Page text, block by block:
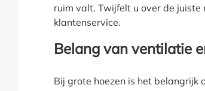
ruim valt. Twijfelt u over de juiste
klantenservice.
Belang van ventilatie
Bij grote hoezen is het